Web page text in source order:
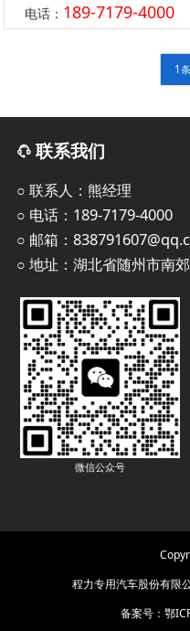
电动吸粪车
电话： 189-7179-4000
1条
联系我们
○ 联系人：熊经理
○ 电话：189-7179-4000
○ 邮箱：
○ 地址：湖北省随州市南
微信公众号
程力专用汽车股份有限
备案号： 鄂